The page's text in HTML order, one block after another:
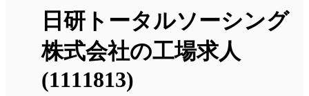
日研トータルソーシング
株式会社の工場求人
(1111813)